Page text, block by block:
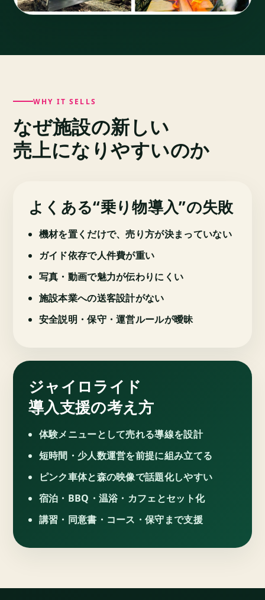
WHY IT SELLS
なぜ施設の新しい
売上になりやすいのか
よくある“乗り物導入”の失敗
機材を置くだけで、売り方が決まっていない
ガイド依存で人件費が重い
写真・動画で魅力が伝わりにくい
施設本業への送客設計がない
安全説明・保守・運営ルールが曖昧
ジャイロライド
導入支援の考え方
体験メニューとして売れる導線を設計
短時間・少人数運営を前提に組み立てる
ピンク車体と森の映像で話題化しやすい
宿泊・BBQ・温浴・カフェとセット化
講習・同意書・コース・保守まで支援